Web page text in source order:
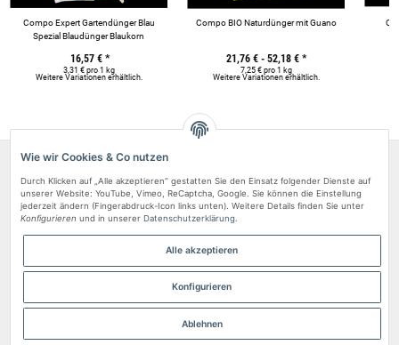
Compo Expert Gartendünger Blau
Spezial Blaudünger Blaukorn
16,57 € *
3,31 € pro 1 kg
Weitere Variationen erhältlich.
Compo BIO Naturdünger mit Guano
21,76 € - 52,18 € *
7,25 € pro 1 kg
Weitere Variationen erhältlich.
Rechtliches
Zahlungsarten
Vertrag widerrufen
Wie wir Cookies & Co nutzen
Durch Klicken auf „Alle akzeptieren“ gestatten Sie den Einsatz folgender Dienste auf
unserer Website: YouTube, Vimeo, ReCaptcha, Google. Sie können die Einstellung
jederzeit ändern (Fingerabdruck-Icon links unten). Weitere Details finden Sie unter
Konfigurieren und in unserer Datenschutzerklärung
Alle akzeptieren
Konfigurieren
Ablehnen